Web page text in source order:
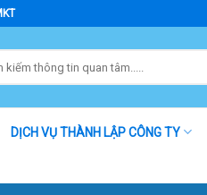
DỊCH VỤ THÀNH LẬP CÔNG TY